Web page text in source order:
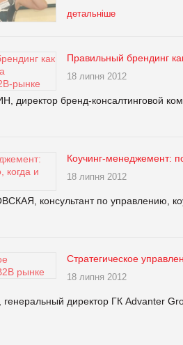
детальніше
Правильный брендинг
18 липня 2012
директор бренд-консалтинговой
Коучинг-менеджемент:
18 липня 2012
консультант по управлению,
Стратегическое
18 липня 2012
директор ГК Advanter